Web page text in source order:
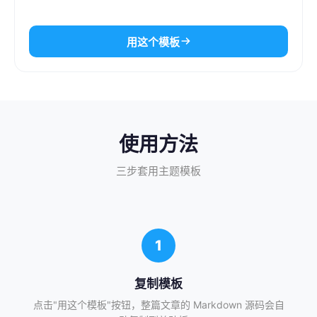
用这个模板
使用方法
三步套用主题模板
1
复制模板
点击"用这个模板"按钮，整篇文章的 Markdown 源码会自